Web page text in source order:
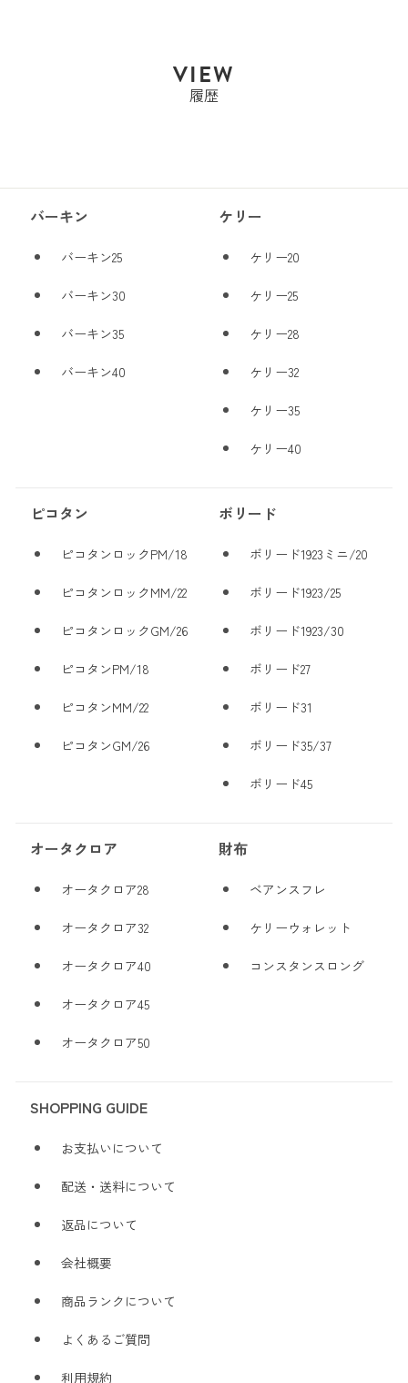
VIEW
履歴
バーキン
バーキン25
バーキン30
バーキン35
バーキン40
ケリー
ケリー20
ケリー25
ケリー28
ケリー32
ケリー35
ケリー40
ピコタン
ピコタンロックPM/18
ピコタンロックMM/22
ピコタンロックGM/26
ピコタンPM/18
ピコタンMM/22
ピコタンGM/26
ボリード
ボリード1923ミニ/20
ボリード1923/25
ボリード1923/30
ボリード27
ボリード31
ボリード35/37
ボリード45
オータクロア
オータクロア28
オータクロア32
オータクロア40
オータクロア45
オータクロア50
財布
ベアンスフレ
ケリーウォレット
コンスタンスロング
SHOPPING GUIDE
お支払いについて
配送・送料について
返品について
会社概要
商品ランクについて
よくあるご質問
利用規約